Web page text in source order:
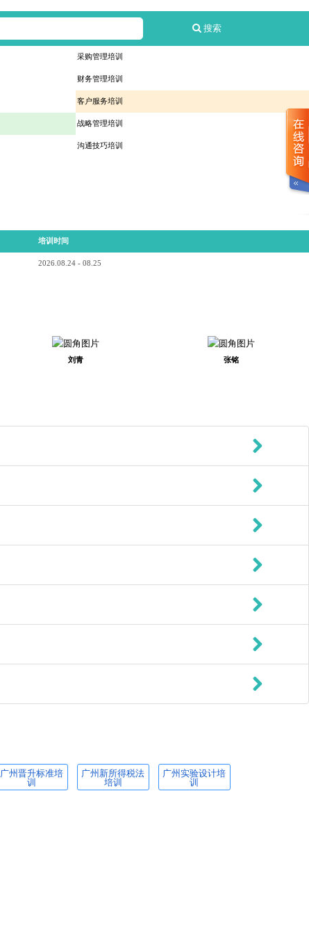
搜索
采购管理培训
财务管理培训
客户服务培训
战略管理培训
沟通技巧培训
培训时间
2026.08.24 - 08.25
刘青 张铭
广州晋升标准培
训
广州新所得税法
培训
广州实验设计培
训